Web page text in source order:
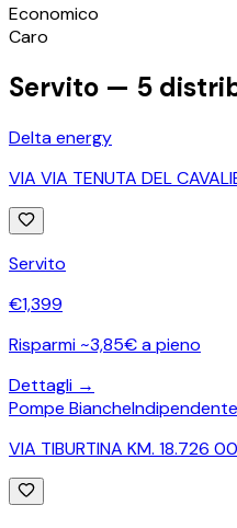
Economico
Caro
Servito — 5
Delta energy
VIA VIA TENUTA DEL
Servito
€1,399
Risparmi ~3,85€ a pieno
Dettagli →
Pompe BiancheIndipendente
VIA TIBURTINA KM. 18.726